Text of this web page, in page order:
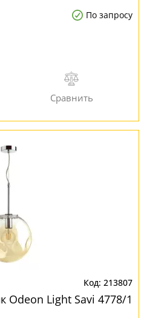
По запросу
213807
Odeon Light Savi 4778/1